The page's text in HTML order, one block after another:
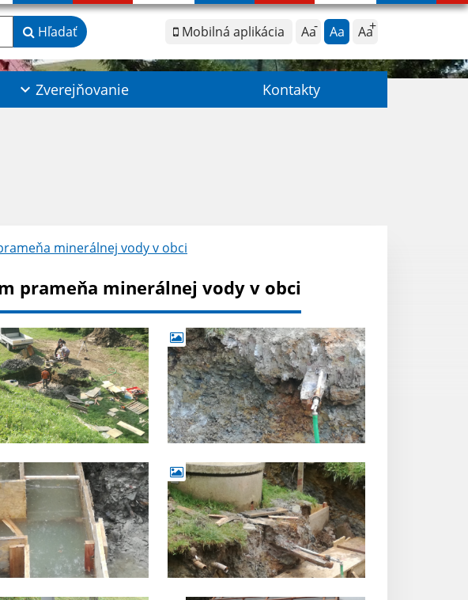
Mobilná aplikácia Aa Aa Aa
Hľadať
Zverejňovanie Kontakty
minerálnej vody v obci
prameňa minerálnej vody v obci